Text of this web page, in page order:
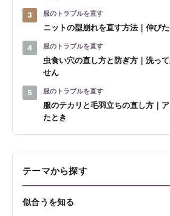
3 服のトラブルを直す
ニットの型崩れを直す方法｜伸び
4 服のトラブルを直す
虫食い穴の直し方と防ぎ方｜洗っ
せん
5 服のトラブルを直す
服のテカリと毛羽立ちの直し方｜
たとき
テーマから探す
似合うを知る